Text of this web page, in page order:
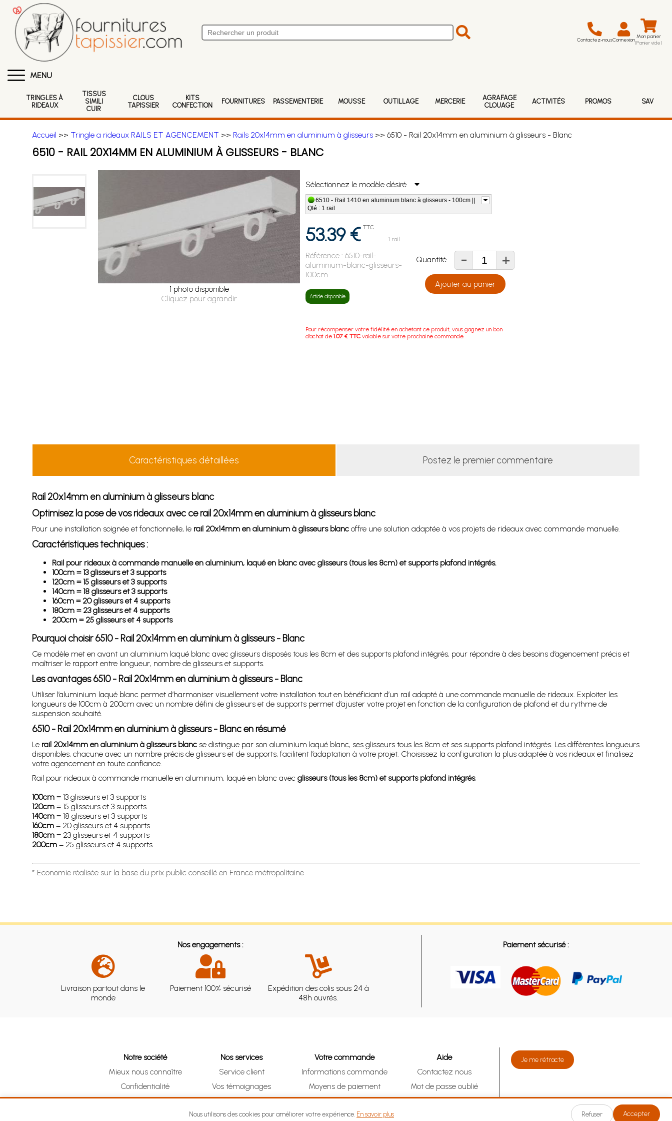
Contactez-nousConnexion Mon panier
(Panier vide)
MENU
TRINGLES À
RIDEAUX
TISSUS
SIMILI
CUIR
CLOUS
TAPISSIER
KITS
CONFECTION
FOURNITURES PASSEMENTERIE MOUSSE OUTILLAGE MERCERIE
AGRAFAGE
CLOUAGE
ACTIVITÉS PROMOS SAV
Accueil >> Tringle a rideaux RAILS ET AGENCEMENT >> Rails 20x14mm en aluminium à glisseurs>> 6510 - Rail 20x14mm en aluminium à glisseurs - Blanc
6510 - RAIL 20X14MM EN ALUMINIUM À GLISSEURS - BLANC
1 photo disponible
Cliquez pour agrandir
Sélectionnez le modèle désiré
6510 - Rail 1410 en aluminium blanc à glisseurs - 100cm ||
Qté : 1 rail
53.39 € TTC
1 rail
Référence :6510-rail-
aluminium-blanc-glisseurs-
100cm
Article disponible
Quantité - +
Ajouter au panier
Pour récompenser votre fidélité en achetant ce produit, vous gagnez un bon
d'achat de1.07 € TTC valable sur votre prochaine commande.
Caractéristiques détaillées Postez le premier commentaire
Rail 20x14mm en aluminium à glisseurs blanc
Optimisez la pose de vos rideaux avec ce rail 20x14mm en aluminium à glisseurs blanc
Pour une installation soignée et fonctionnelle, le rail 20x14mm en aluminium à glisseurs blancoffre une solution adaptée à vos projets de rideaux avec commande manuelle.
Caractéristiques techniques :
Rail pour rideaux à commande manuelle en aluminium, laqué en blanc avec glisseurs (tous les 8cm) et supports plafond intégrés.
100cm = 13 glisseurs et 3 supports
120cm = 15 glisseurs et 3 supports
140cm = 18 glisseurs et 3 supports
160cm = 20 glisseurs et 4 supports
180cm = 23 glisseurs et 4 supports
200cm = 25 glisseurs et 4 supports
Pourquoi choisir 6510 - Rail 20x14mm en aluminium à glisseurs - Blanc
Ce modèle met en avant un aluminium laqué blanc avec glisseurs disposés tous les 8cm et des supports plafond intégrés, pour répondre à des besoins d’agencement précis et
maîtriser le rapport entre longueur, nombre de glisseurs et supports.
Les avantages 6510 - Rail 20x14mm en aluminium à glisseurs - Blanc
Utiliser l’aluminium laqué blanc permet d’harmoniser visuellement votre installation tout en bénéficiant d’un rail adapté à une commande manuelle de rideaux. Exploiter les
longueurs de 100cm à 200cm avec un nombre défini de glisseurs et de supports permet d’ajuster votre projet en fonction de la configuration de plafond et du rythme de
suspension souhaité.
6510 - Rail 20x14mm en aluminium à glisseurs - Blanc en résumé
Le rail 20x14mm en aluminium à glisseurs blancse distingue par son aluminium laqué blanc, ses glisseurs tous les 8cm et ses supports plafond intégrés. Les différentes longueurs
disponibles, chacune avec un nombre précis de glisseurs et de supports, facilitent l’adaptation à votre projet. Choisissez la configuration la plus adaptée à vos rideaux et finalisez
votre agencement en toute confiance.
Rail pour rideaux à commande manuelle en aluminium, laqué en blanc avec glisseurs (tous les 8cm) et supports plafond intégrés.
100cm = 13 glisseurs et 3 supports
120cm= 15 glisseurs et 3 supports
140cm = 18 glisseurs et 3 supports
160cm = 20 glisseurs et 4 supports
180cm = 23 glisseurs et 4 supports
200cm = 25 glisseurs et 4 supports
* Economie réalisée sur la base du prix public conseillé en France métropolitaine
Nos engagements :
Livraison partout dans le
monde
Paiement 100% sécurisé
Expédition des colis sous 24 à
48h ouvrés.
Paiement sécurisé :
Notre société
Mieux nous connaître
Confidentialité
CGV
Nos services
Service client
Vos témoignages
Clic & Collect (DRIVE)
Votre commande
Informations commande
Moyens de paiement
Suivre vos achats
Aide
Contactez nous
Mot de passe oublié
Je me rétracte
Je me rétracte
Nous utilisons des cookies pour améliorer votre expérience. En savoir plus Refuser Accepter